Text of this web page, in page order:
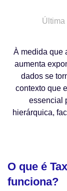
Última
À medida que
aumenta
dados se
contexto que
essencial
hierárquica,
O que é
funciona?